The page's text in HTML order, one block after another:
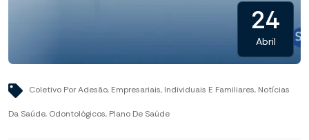
24
Abril
Coletivo Por Adesão, Empresariais, Individuais E Familiares, Notícias
Da Saúde, Odontológicos, Plano De Saúde